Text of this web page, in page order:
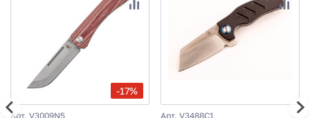
-17%
Арт. V3009N5 Арт. V3488C1